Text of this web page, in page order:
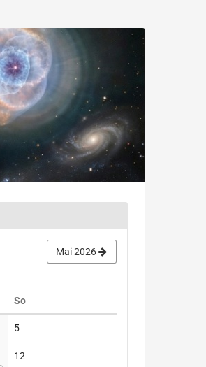
Mai 2026
SoSonntag
5Keine
Veranstaltungen
12